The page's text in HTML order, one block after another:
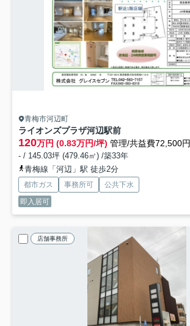
青梅市河辺町
ライオンズプラザ河辺駅前
120万円 (0.83万円/坪) 管理/共益費72,500円
- / 145.03坪 (479.46㎡) /築33年
青梅線「河辺」駅 徒歩2分
都市ガス 事務所可
公共下水
即入居可
店舗事務所